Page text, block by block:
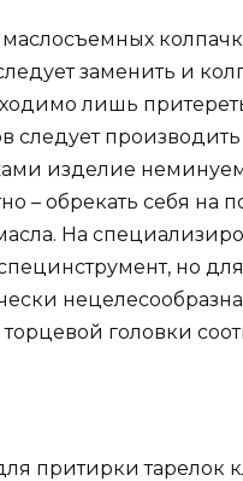
заменить и
лишь
следует
изделие
– обрекать себя
На
но
головки
притирки тарелок